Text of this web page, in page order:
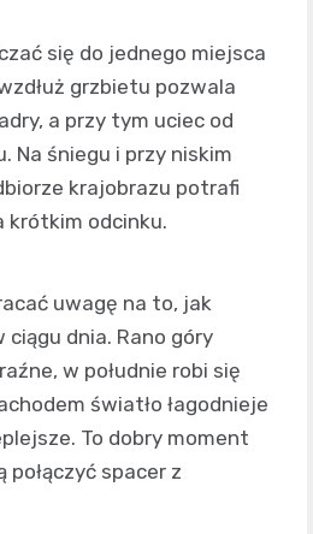
się do jednego miejsca
grzbietu pozwala
a przy tym uciec od
Na śniegu i przy niskim
krajobrazu potrafi
krótkim odcinku.
uwagę na to, jak
ciągu dnia. Rano góry
w południe robi się
światło łagodnieje
To dobry moment
połączyć spacer z